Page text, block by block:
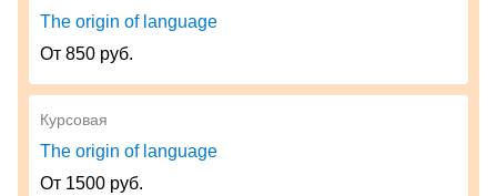
The origin of language
От 850 руб.
Курсовая
The origin of language
От 1500 руб.